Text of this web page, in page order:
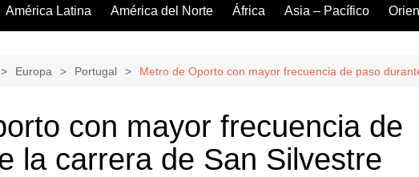
América Latina América del Norte África Asia – Pacífico
Europa Portugal Metro de Oporto con mayor frecuencia de paso
con mayor frecuencia de
la carrera de San Silvestre